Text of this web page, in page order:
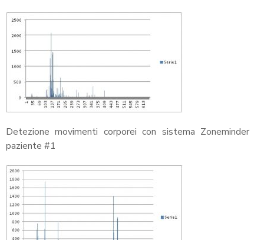
Detezione movimenti corporei con sistema Zoneminder
paziente #1